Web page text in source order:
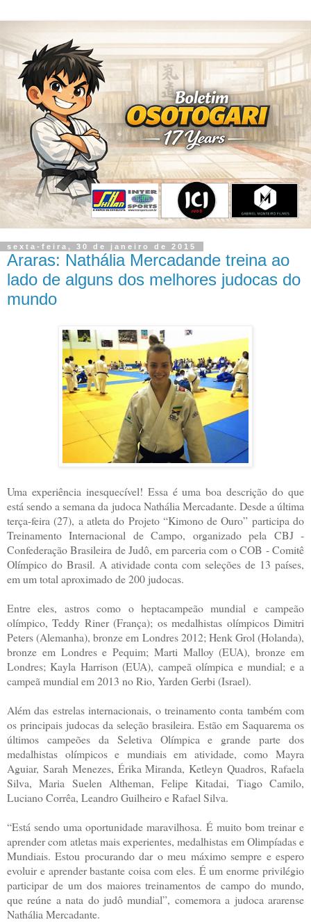
sexta-feira, 30 de janeiro de 2015
Araras: Nathália Mercadande treina ao
lado de alguns dos melhores judocas do
mundo
Uma experiência inesquecível! Essa é uma boa descrição do que
está sendo a semana da judoca Nathália Mercadante. Desde a última
terça-feira (27), a atleta do Projeto “Kimono de Ouro” participa do
Treinamento Internacional de Campo, organizado pela CBJ -
Confederação Brasileira de Judô, em parceria com o COB - Comitê
Olímpico do Brasil. A atividade conta com seleções de 13 países,
em um total aproximado de 200 judocas.
Entre eles, astros como o heptacampeão mundial e campeão
olímpico, Teddy Riner (França); os medalhistas olímpicos Dimitri
Peters (Alemanha), bronze em Londres 2012; Henk Grol (Holanda),
bronze em Londres e Pequim; Marti Malloy (EUA), bronze em
Londres; Kayla Harrison (EUA), campeã olímpica e mundial; e a
campeã mundial em 2013 no Rio, Yarden Gerbi (Israel).
Além das estrelas internacionais, o treinamento conta também com
os principais judocas da seleção brasileira. Estão em Saquarema os
últimos campeões da Seletiva Olímpica e grande parte dos
medalhistas olímpicos e mundiais em atividade, como Mayra
Aguiar, Sarah Menezes, Érika Miranda, Ketleyn Quadros, Rafaela
Silva, Maria Suelen Altheman, Felipe Kitadai, Tiago Camilo,
Luciano Corrêa, Leandro Guilheiro e Rafael Silva.
“Está sendo uma oportunidade maravilhosa. É muito bom treinar e
aprender com atletas mais experientes, medalhistas em Olimpíadas e
Mundiais. Estou procurando dar o meu máximo sempre e espero
evoluir e aprender bastante coisa com eles. É um enorme privilégio
participar de um dos maiores treinamentos de campo do mundo,
que reúne a nata do judô mundial”, comemora a judoca ararense
Nathália Mercadante.